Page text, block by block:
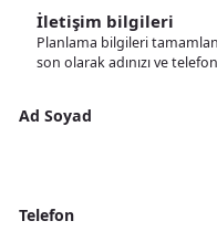
İletişim bilgileri
Planlama bilgileri
son olarak adınızı ve
Ad Soyad
Telefon